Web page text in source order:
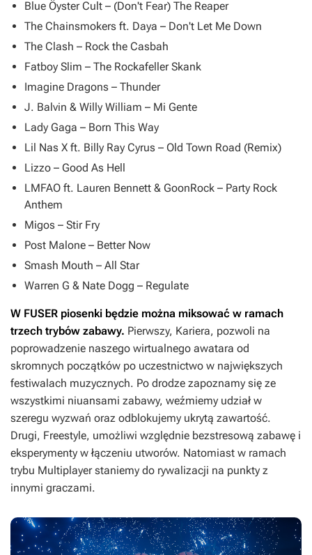
Blue Öyster Cult – (Don't Fear) The Reaper
The Chainsmokers ft. Daya – Don't Let Me Down
The Clash – Rock the Casbah
Fatboy Slim – The Rockafeller Skank
Imagine Dragons – Thunder
J. Balvin & Willy William – Mi Gente
Lady Gaga – Born This Way
Lil Nas X ft. Billy Ray Cyrus – Old Town Road (Remix)
Lizzo – Good As Hell
LMFAO ft. Lauren Bennett & GoonRock – Party Rock
Anthem
Migos – Stir Fry
Post Malone – Better Now
Smash Mouth – All Star
Warren G & Nate Dogg – Regulate
W FUSER piosenki będzie można miksować w ramach
trzech trybów zabawy. Pierwszy, Kariera, pozwoli na
poprowadzenie naszego wirtualnego awatara od
skromnych początków po uczestnictwo w największych
festiwalach muzycznych. Po drodze zapoznamy się ze
wszystkimi niuansami zabawy, weźmiemy udział w
szeregu wyzwań oraz odblokujemy ukrytą zawartość.
Drugi, Freestyle, umożliwi względnie bezstresową zabawę i
eksperymenty w łączeniu utworów. Natomiast w ramach
trybu Multiplayer staniemy do rywalizacji na punkty z
innymi graczami.